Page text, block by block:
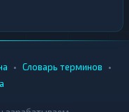
• Словарь терминов •